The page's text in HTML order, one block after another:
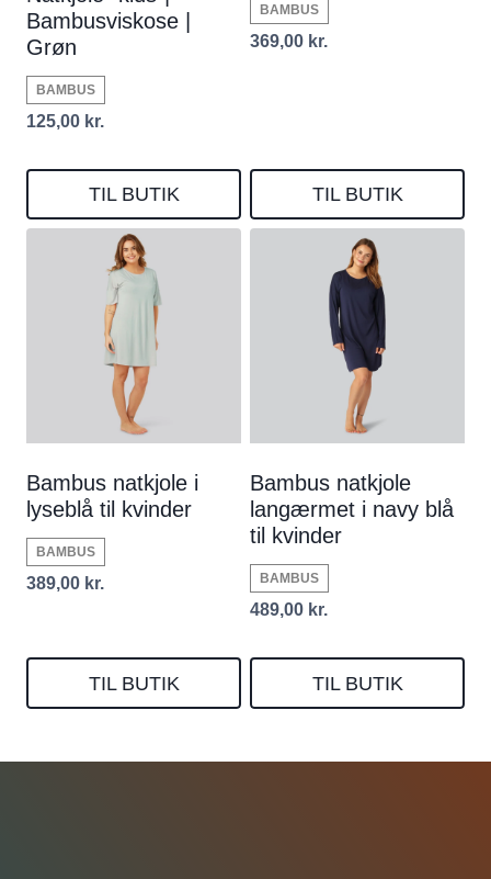
Bambusviskose |
Grøn
BAMBUS
125,00 kr.
TIL BUTIK
BAMBUS
369,00 kr.
TIL BUTIK
Bambus natkjole i
lyseblå til kvinder
BAMBUS
389,00 kr.
TIL BUTIK
Bambus natkjole
langærmet i navy blå
til kvinder
BAMBUS
489,00 kr.
TIL BUTIK